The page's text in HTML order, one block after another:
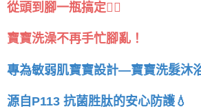
從頭到腳一瓶搞定👌🏻
寶寶洗澡不再手忙腳亂！
專為敏弱肌寶寶設計—寶寶洗髮沐
源自P113 抗菌胜肽的安心防護💧